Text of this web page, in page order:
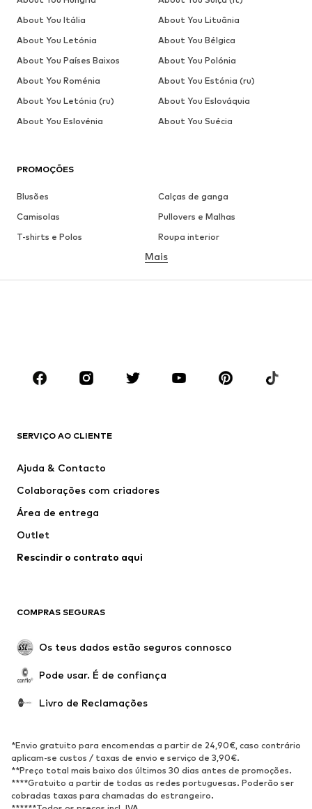
PROMOÇÕES
Blusões
Calças de ganga
Camisolas
Pullovers e Malhas
T-shirts e Polos
Roupa interior
Camisas
Sobretudos
Fatos e Blazers
ROUPA
Casacos
Fatos e Blazers
Roupa de banho
Ocasiões
Upcycling
Novidades
Botas
Sapatos
Sapatos abertos
Exclusivo
DESPORTO
Sapatilhas de desporto
Mochilas e Sacos de desporto
Acessórios de desporto
Mais
SERVIÇO AO CLIENTE
Ajuda & Contacto
Colaborações com criadores
Área de entrega
Outlet
Rescindir o contrato aqui
COMPRAS SEGURAS
Os teus dados estão seguros connosco
Pode usar. É de confiança
Livro de Reclamações
*Envio gratuito para encomendas a partir de 24,90€, caso contrário
aplicam-se custos / taxas de envio e serviço de 3,90€.
**Preço total mais baixo dos últimos 30 dias antes de promoções.
****Gratuito a partir de todas as redes portuguesas. Poderão ser
cobradas taxas para chamadas do estrangeiro.
About You Itália
About You Lituânia
About You Letónia
About You Bélgica
About You Países Baixos
About You Polónia
About You Roménia
About You Estónia (ru)
About You Letónia (ru)
About You Eslováquia
About You Eslovénia
About You Suécia